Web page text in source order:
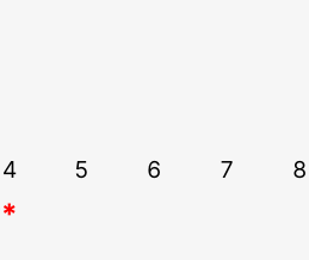
4 5 6 7 8